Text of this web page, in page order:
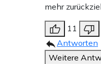
mehr
11
Antworten
Weitere